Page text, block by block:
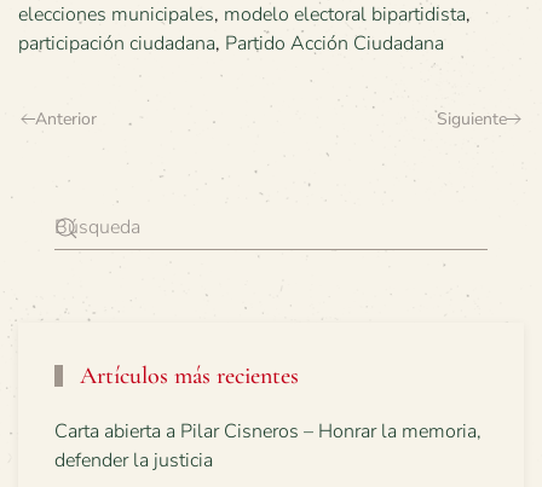
elecciones municipales, modelo electoral bipartidista,
participación ciudadana, Partido Acción Ciudadana
Anterior Siguiente
Artículos más recientes
Carta abierta a Pilar Cisneros – Honrar la memoria,
defender la justicia